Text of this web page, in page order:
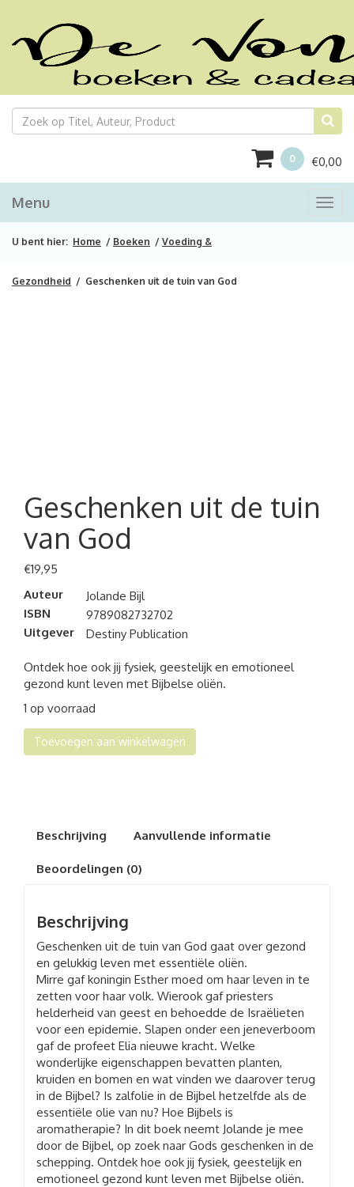
0 €0,00
Menu
U bent hier: Home / Boeken / Voeding &
Gezondheid / Geschenken uit de tuin van God
Geschenken uit de tuin
van God
€19,95
Auteur
Jolande Bijl
ISBN
9789082732702
Uitgever
Destiny Publication
Ontdek hoe ook jij fysiek, geestelijk en emotioneel
gezond kunt leven met Bijbelse oliën.
1 op voorraad
Geschenken
uit
Toevoegen aan winkelwagen
Beschrijving Aanvullende informatie
Beoordelingen (0)
Beschrijving
Geschenken uit de tuin van God gaat over gezond
en gelukkig leven met essentiële oliën.
Mirre gaf koningin Esther moed om haar leven in te
zetten voor haar volk. Wierook gaf priesters
helderheid van geest en behoedde de Israëlieten
voor een epidemie. Slapen onder een jeneverboom
gaf de profeet Elia nieuwe kracht. Welke
wonderlijke eigenschappen bevatten planten,
kruiden en bomen en wat vinden we daarover terug
in de Bijbel? Is zalfolie in de Bijbel hetzelfde als de
essentiële olie van nu? Hoe Bijbels is
aromatherapie? In dit boek neemt Jolande je mee
door de Bijbel, op zoek naar Gods geschenken in de
schepping. Ontdek hoe ook jij fysiek, geestelijk en
emotioneel gezond kunt leven met Bijbelse oliën.